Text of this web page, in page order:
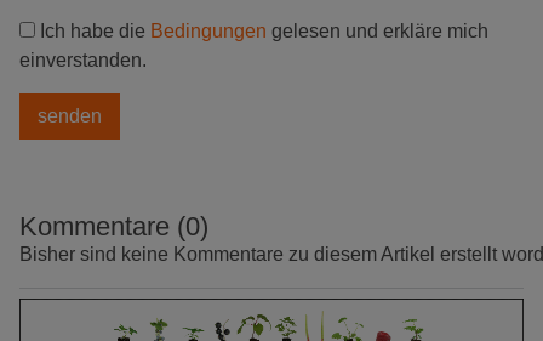
Ich habe die Bedingungen gelesen und erkläre mich
einverstanden.
Kommentare (0)
Bisher sind keine Kommentare zu diesem Artikel erstellt